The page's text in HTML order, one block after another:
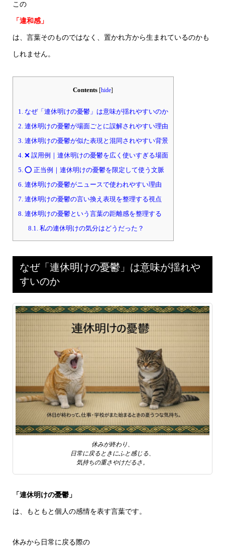
この
「違和感」
は、言葉そのものではなく、置かれ方から生まれているのかも
しれません。
Contents [hide]
1.なぜ「連休明けの憂鬱」は意味が揺れやすいのか
2.連休明けの憂鬱が場面ごとに誤解されやすい理由
3.連休明けの憂鬱が似た表現と混同されやすい背景
4.❌ 誤用例｜連休明けの憂鬱を広く使いすぎる場面
5.⭕ 正当例｜連休明けの憂鬱を限定して使う文脈
6.連休明けの憂鬱がニュースで使われやすい理由
7.連休明けの憂鬱の言い換え表現を整理する視点
8.連休明けの憂鬱という言葉の距離感を整理する
8.1.私の連休明けの気分はどうだった？
なぜ「連休明けの憂鬱」は意味が揺れや
すいのか
休みが終わり、
日常に戻るときにふと感じる、
気持ちの重さやけだるさ。
「連休明けの憂鬱」
は、もともと個人の感情を表す言葉です。
休みから日常に戻る際の